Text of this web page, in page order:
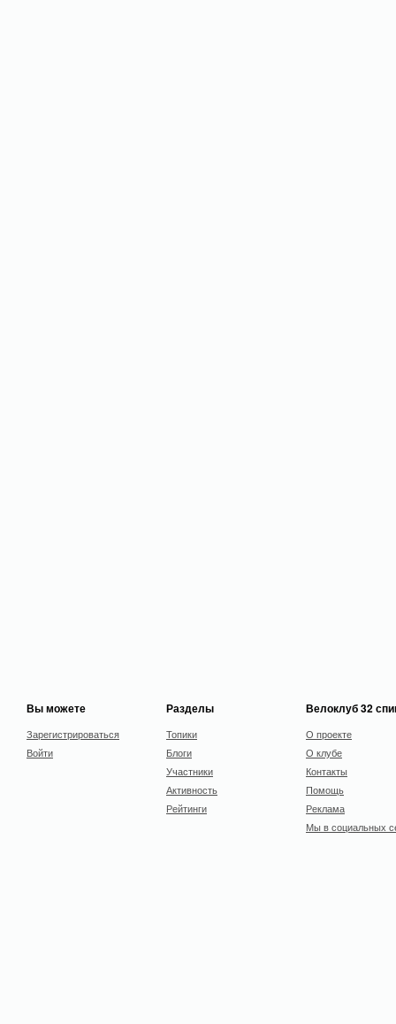
Вы можете
Зарегистрироваться
Войти
Разделы
Топики
Блоги
Участники
Активность
Рейтинги
Велоклуб 32
О проекте
О клубе
Контакты
Помощь
Реклама
Мы в социальных